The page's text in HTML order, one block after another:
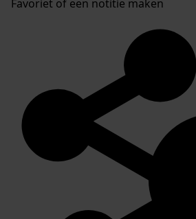
Favoriet of een notitie maken